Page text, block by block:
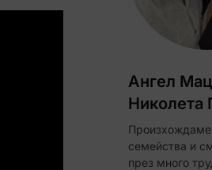
Ангел
Николета
Произхождаме
семейства и
през много